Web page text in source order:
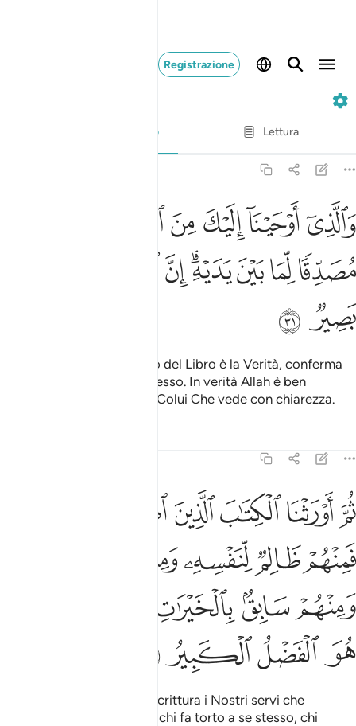
Registrazione
Versetto per versetto Lettura
: Hamza Roberto Piccardo
والذي اوحينا اليك من الكتاب هو الحق مصدقا لما بين يديه ان الله بعباده
وَٱلَّذِىٓ أَوْحَيْنَآ إِلَيْكَ مِنَ ٱلْكِتَـٰبِ هُوَ ٱلْحَقُّ مُصَدِّقًۭا لِّمَا بَيْنَ يَدَيْهِ ۗ إِنَّ
ﱁﱂﱃﱄﱅ
ﱈﱉﱊﱋﱌﱍﱎ
ﱑﱒ
Ciò che ti abbiamo rivelato del Libro è la Verità, conferma
di ciò che già era prima di esso. In verità Allah è ben
informato sui Suoi servi, è Colui Che vede con chiarezza.
ثم اورثنا الكتاب الذين اصطفينا من عبادنا فمنهم ظالم لنفسه ومنهم
ثُمَّ أَوْرَثْنَا ٱلْكِتَـٰبَ ٱلَّذِينَ ٱصْطَفَيْنَا مِنْ عِبَادِنَا ۖ فَمِنْهُمْ
ﱓﱔﱕﱖﱗ
ﱛﱜﱝﱞ
ﱠﱡﱢ
ﱧﱨﱩﱪ
Facemmo poi eredi della Scrittura i Nostri servi che
. Fra essi c’è chi fa torto a se stesso, chi